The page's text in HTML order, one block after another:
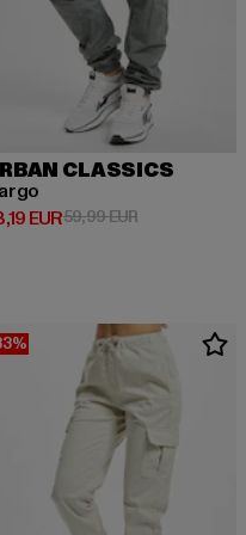
CLASSICS
EUR Preis: 43,19 EUR
59,99 EURAktionspreis: